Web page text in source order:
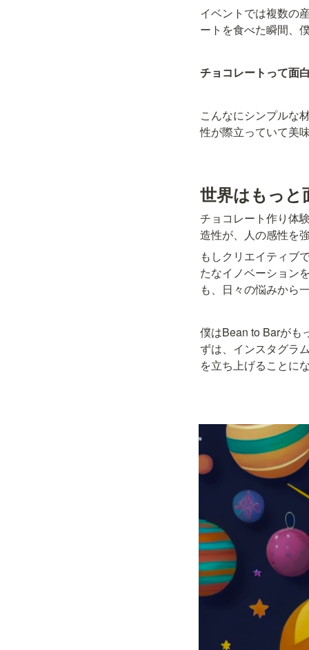
イベントでは複数の
ートを食べた瞬間、
チョコレートって面
こんなにシンプルな
性が際立っていて美
世界はもっと
チョコレート作り体
造性が、人の感性を
もしクリエイティブ
たなイノベーション
も、日々の悩みから
僕はBean to Barがも
ずは、インスタグラ
を立ち上げることに